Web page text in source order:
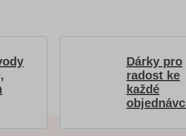
Dárky pro
radost ke
každé